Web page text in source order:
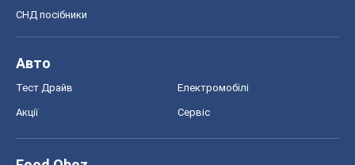
СНД посібники
Авто
Тест Драйв Електромобілі
Акції Сервіс